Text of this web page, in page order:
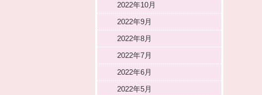
2022年10月
2022年9月
2022年8月
2022年7月
2022年6月
2022年5月